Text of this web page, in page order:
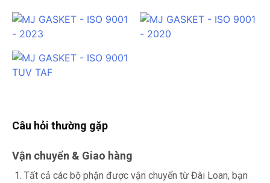
Câu hỏi thường gặp
Vận chuyển & Giao hàng
Tất cả các bộ phận được vận chuyển từ Đài Loan, bạn